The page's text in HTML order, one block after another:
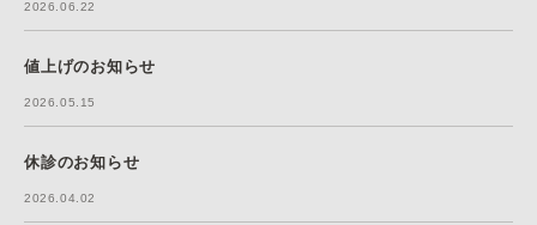
2026.06.22
値上げのお知らせ
2026.05.15
休診のお知らせ
2026.04.02